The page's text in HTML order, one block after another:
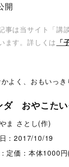
開
事は当サイト「講
ます。詳しくは 「
よく、おもいっ
ダ おやこたい
ま さとし(作)
：2017/10/19
定価：本体1000